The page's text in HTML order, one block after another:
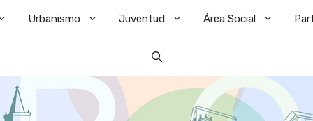
Urbanismo Juventud Área Social